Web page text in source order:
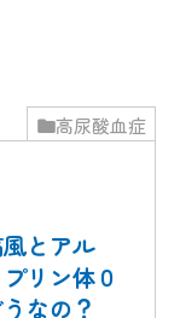
高尿酸血症
とアル
リン体０
なの？